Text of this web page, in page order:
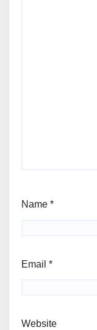
Name *
Email *
Website